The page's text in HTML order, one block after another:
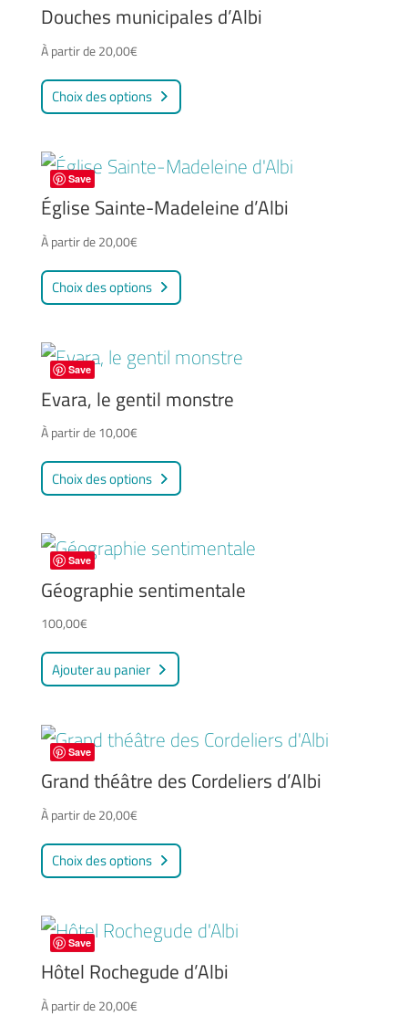
Douches municipales d’Albi
À partir de20,00€
Choix des options
Ce
produit
plusieurs
variations.
Les
peuvent
sur
la
du
produit
Save
Église Sainte-Madeleine d’Albi
À partir de20,00€
Choix des options
Ce
produit
plusieurs
variations.
Les
peuvent
choisies
sur
la
Save
Evara, le gentil monstre
À partir de10,00€
Choix des options
Ce
produit
plusieurs
variations.
Les
sur
la
du
produit
Save
Géographie sentimentale
100,00€
Ajouter au panier
Save
Grand théâtre des Cordeliers d’Albi
À partir de20,00€
Choix des options
Ce
produit
plusieurs
variations.
Les
Save
Hôtel Rochegude d’Albi
À partir de20,00€